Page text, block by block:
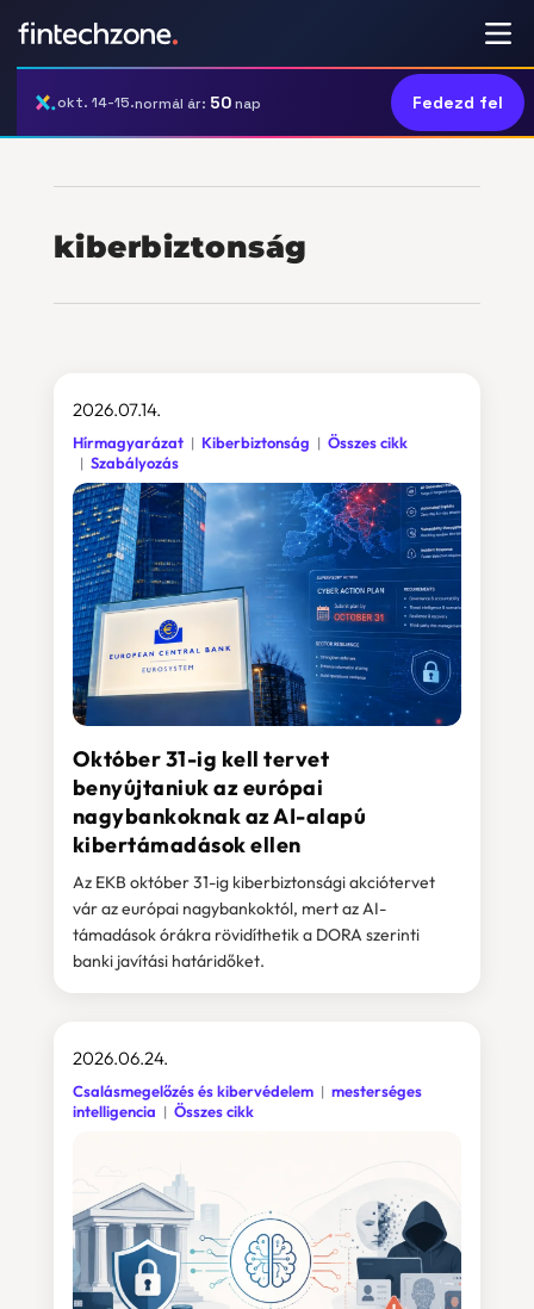
okt. 14-15.normál ár: 50nap Fedezd fel
kiberbiztonság
Október 31-ig kell tervet
benyújtaniuk az európai
nagybankoknak az AI-alapú
kibertámadások ellen
2026.07.14.
Hírmagyarázat Kiberbiztonság
Összes cikk
Szabályozás
Az EKB október 31-ig kiberbiztonsági akciótervet
vár az európai nagybankoktól, mert az AI-
támadások órákra rövidíthetik a DORA szerinti
banki javítási határidőket.
2026.06.24.
Csalásmegelőzés és kibervédelem
mesterséges
intelligencia
Összes cikk